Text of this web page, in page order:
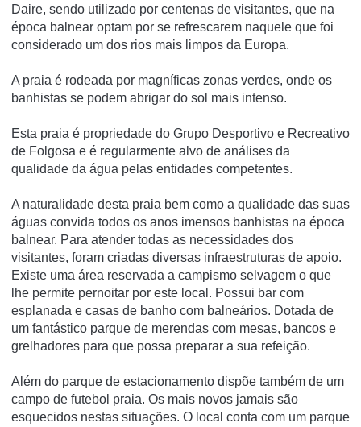
Daire, sendo utilizado por centenas de visitantes, que na
época balnear optam por se refrescarem naquele que foi
considerado um dos rios mais limpos da Europa.
A praia é rodeada por magní­ficas zonas verdes, onde os
banhistas se podem abrigar do sol mais intenso.
Esta praia é propriedade do Grupo Desportivo e Recreativo
de Folgosa e é regularmente alvo de análises da
qualidade da água pelas entidades competentes.
A naturalidade desta praia bem como a qualidade das suas
águas convida todos os anos imensos banhistas na época
balnear. Para atender todas as necessidades dos
visitantes, foram criadas diversas infraestruturas de apoio.
Existe uma área reservada a campismo selvagem o que
lhe permite pernoitar por este local. Possui bar com
esplanada e casas de banho com balneários. Dotada de
um fantástico parque de merendas com mesas, bancos e
grelhadores para que possa preparar a sua refeição.
Além do parque de estacionamento dispõe também de um
campo de futebol praia. Os mais novos jamais são
esquecidos nestas situações. O local conta com um parque